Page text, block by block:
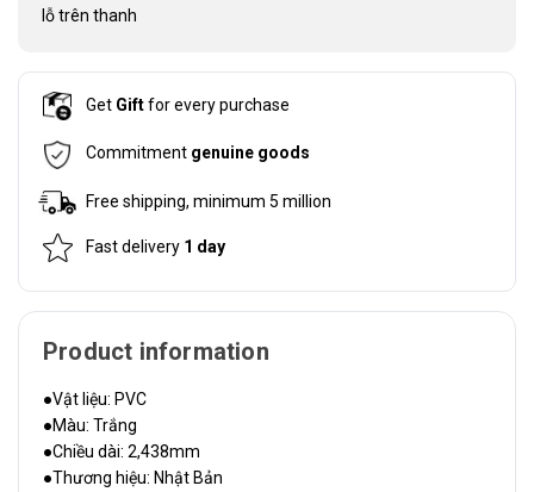
lỗ trên thanh
Get Giftfor every purchase
Commitment genuine goods
Free shipping, minimum 5 million
Fast delivery 1 day
Product information
●Vật liệu: PVC
●Màu: Trắng
●Chiều dài: 2,438mm
●Thương hiệu: Nhật Bản